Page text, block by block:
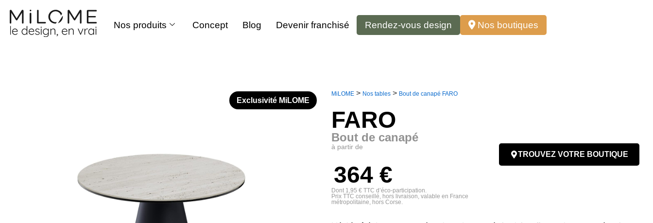
Aller
Nos produits Concept Blog Devenir franchisé Rendez-vous design Nos boutiques
Exclusivité MiLOME
MiLOME > Nos tables > Bout de canapé FARO
FARO
Bout de canapé
à partir de
364 €
Dont 1,95 € TTC d’éco-participation.
Prix TTC conseillé, hors livraison, valable en France
métropolitaine, hors Corse.
TROUVEZ VOTRE BOUTIQUE